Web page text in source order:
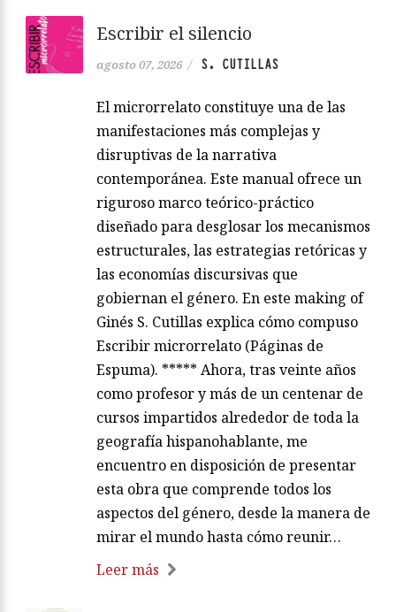
Escribir el silencio
agosto 07, 2026 / S. CUTILLAS
El microrrelato constituye una de las
manifestaciones más complejas y
disruptivas de la narrativa
contemporánea. Este manual ofrece un
riguroso marco teórico-práctico
diseñado para desglosar los mecanismos
estructurales, las estrategias retóricas y
las economías discursivas que
gobiernan el género. En este making of
Ginés S. Cutillas explica cómo compuso
Escribir microrrelato (Páginas de
Espuma). ***** Ahora, tras veinte años
como profesor y más de un centenar de
cursos impartidos alrededor de toda la
geografía hispanohablante, me
encuentro en disposición de presentar
esta obra que comprende todos los
aspectos del género, desde la manera de
mirar el mundo hasta cómo reunir…
Leer más